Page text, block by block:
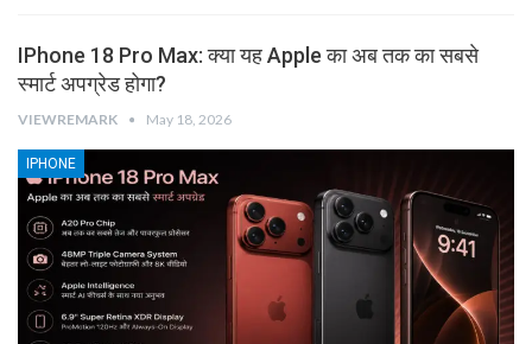
IPhone 18 Pro Max: क्या यह Apple का अब तक का सबसे
स्मार्ट अपग्रेड होगा?
VIEWREMARK May 18, 2026
IPHONE